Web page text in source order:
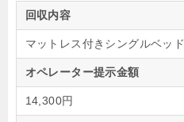
回収内容
マットレス付きシングルベッド
オペレーター提示金額
14,300円